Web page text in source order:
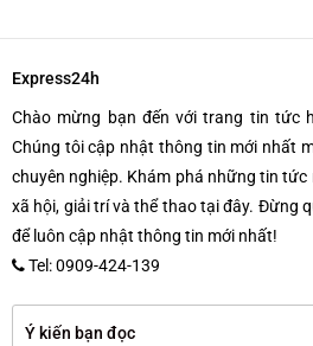
Express24h
Chào mừng bạn đến với trang tin tức
Chúng tôi cập nhật thông tin mới nhất
chuyên nghiệp. Khám phá những tin tức
xã hội, giải trí và thể thao tại đây. Đừng
để luôn cập nhật thông tin mới nhất!
Tel: 0909-424-139
Ý kiến bạn đọc